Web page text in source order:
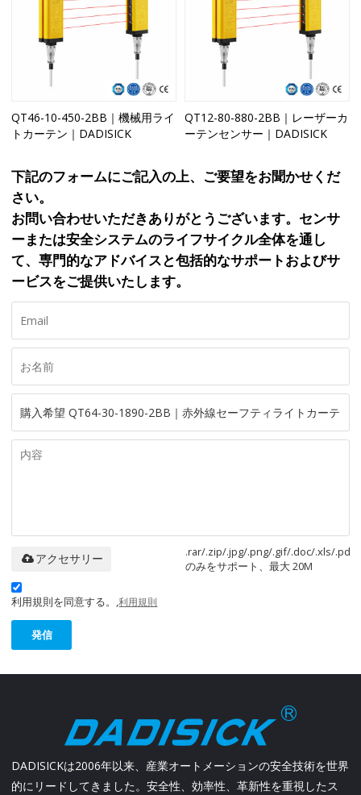
QT46-10-450-2BB｜機械用ライ
トカーテン｜DADISICK
QT12-80-880-2BB｜レーザーカ
ーテンセンサー｜DADISICK
下記のフォームにご記入の上、ご要望をお聞かせくだ
さい。
お問い合わせいただきありがとうございます。センサ
ーまたは安全システムのライフサイクル全体を通し
て、専門的なアドバイスと包括的なサポートおよびサ
ービスをご提供いたします。
.rar/.zip/.jpg/.png/.gif/.doc/.xls/.pdf
のみをサポート、最大 20M
アクセサリー
利用規則を同意する。,利用規則
発信
DADISICKは2006年以来、産業オートメーションの安全技術を世界
的にリードしてきました。安全性、効率性、革新性を重視したス